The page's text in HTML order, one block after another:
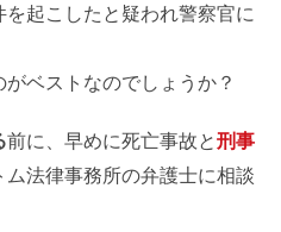
起こしたと疑われ警察官に
ベストなのでしょうか？
前に、早めに死亡事故と刑事
ム法律事務所の弁護士に相談